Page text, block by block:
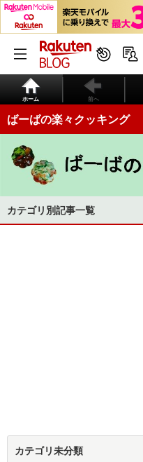
ホーム 前へ
ばーばの楽々クッキング
カテゴリ別記事一覧
カテゴリ未分類